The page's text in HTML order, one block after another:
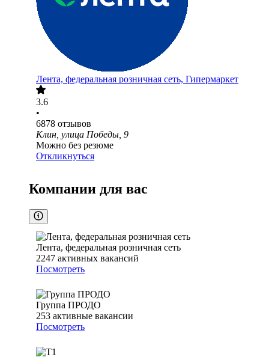
Лента, федеральная розничная сеть, Гипермаркет
3.6
•
6878 отзывов
Клин, улица Победы, 9
Можно без резюме
Откликнуться
Компании для вас
Лента, федеральная розничная сеть
2247 активных вакансий
Посмотреть
Группа ПРОДО
253 активные вакансии
Посмотреть